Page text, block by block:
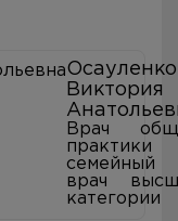
Осауленко
Виктория
Врач
семейный
врач
категории